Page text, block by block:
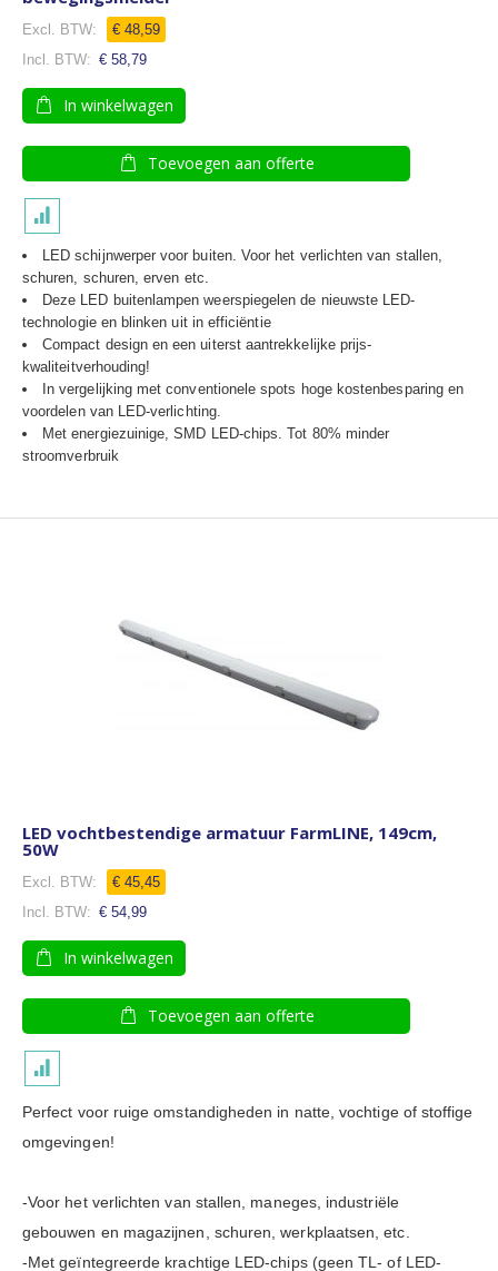
€ 48,59
Speciale
€ 58,79
In winkelwagen
Toevoegen aan offerte
LED schijnwerper voor buiten. Voor het verlichten van stallen,
schuren, schuren, erven etc.
Deze LED buitenlampen weerspiegelen de nieuwste LED-
technologie en blinken uit in efficiëntie
Compact design en een uiterst aantrekkelijke prijs-
kwaliteitverhouding!
In vergelijking met conventionele spots hoge kostenbesparing en
voordelen van LED-verlichting.
Met energiezuinige, SMD LED-chips. Tot 80% minder
stroomverbruik
LED vochtbestendige armatuur FarmLINE, 149cm,
50W
€ 45,45
€ 54,99
In winkelwagen
Toevoegen aan offerte
Perfect voor ruige omstandigheden in natte, vochtige of stoffige
omgevingen!
-Voor het verlichten van stallen, maneges, industriële
gebouwen en magazijnen, schuren, werkplaatsen, etc.
-Met geïntegreerde krachtige LED-chips (geen TL- of LED-